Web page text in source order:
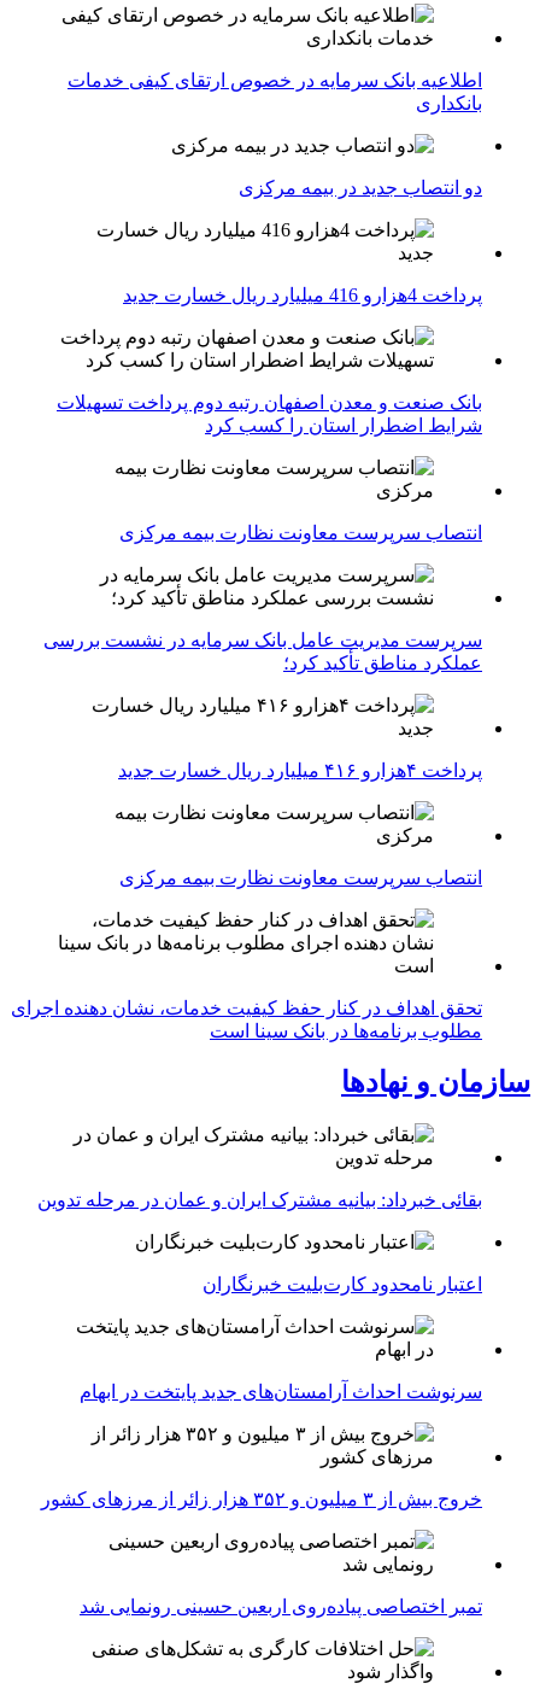
اطلاعیه بانک سرمایه در خصوص ارتقای کیفی خدمات
بانکداری
دو انتصاب جدید در بیمه مركزی
پرداخت 4هزارو 416 میلیارد ریال خسارت جدید
بانک صنعت و معدن اصفهان رتبه دوم پرداخت تسهیلات
شرایط اضطرار استان را کسب کرد
انتصاب سرپرست معاونت نظارت بیمه مرکزی
سرپرست مدیریت عامل بانک سرمایه در نشست بررسی
عملکرد مناطق تأکید کرد؛
پرداخت ۴هزارو ۴۱۶ میلیارد ریال خسارت جدید
انتصاب سرپرست معاونت نظارت بیمه مرکزی
تحقق اهداف در کنار حفظ کیفیت خدمات، نشان دهنده اجرای
مطلوب برنامه‌ها در بانک سینا است
سازمان و نهادها
بقائی خبرداد: بیانیه مشترک ایران و عمان در مرحله تدوین
اعتبار نامحدود کارت‌بلیت خبرنگاران
سرنوشت احداث آرامستان‌های جدید پایتخت در ابهام
خروج بیش از ۳ میلیون و ۳۵۲ هزار زائر از مرزهای کشور
تمبر اختصاصی پیاده‌روی اربعین حسینی رونمایی شد